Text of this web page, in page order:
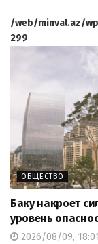
/web/minval.az/
299
ОБЩЕСТВО
Баку накроет
уровень
2026/08/09, 18:01